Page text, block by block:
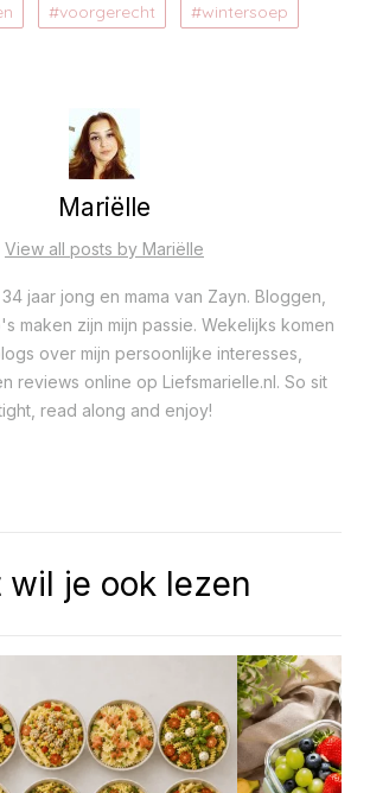
voorgerecht
wintersoep
Mariëlle
View all posts by Mariëlle
jaar jong en mama van Zayn. Bloggen,
maken zijn mijn passie. Wekelijks komen
over mijn persoonlijke interesses,
reviews online op Liefsmarielle.nl. So sit
read along and enjoy!
wil je ook lezen